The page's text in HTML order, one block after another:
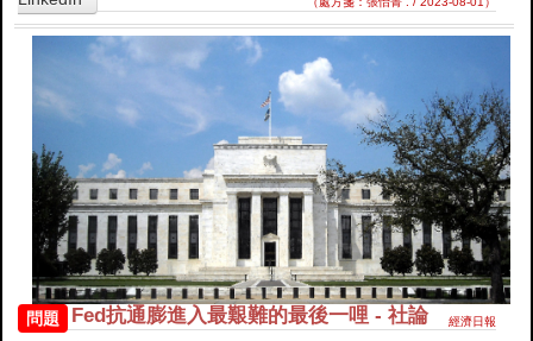
問題 Fed抗通膨進入最艱難的最後一哩 - 社論 經濟日報